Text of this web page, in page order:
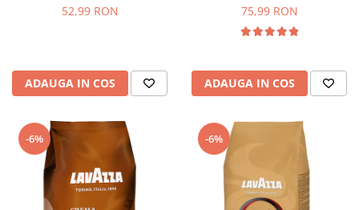
52,99 RON
ADAUGA IN COS
75,99 RON
ADAUGA IN COS
-6% -6%